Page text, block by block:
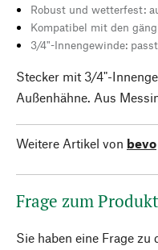
Robust und wetterfest:
Kompatibel mit den
3/4"-Innengewinde:
Stecker mit 3/4"-
Außenhähne. Aus
Weitere Artikel von bevo
Frage zum Produkt
Sie haben eine Frage zu